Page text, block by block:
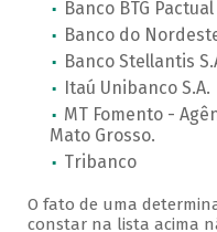
Banco BTG Pactual
Banco do
Banco Stellantis
Itaú Unibanco S.A.
MT Fomento -
Mato Grosso.
Tribanco
O fato de uma
constar na lista acima